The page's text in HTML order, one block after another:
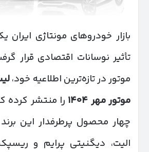
بازار خودروهای مونتاژی ایران
تأثیر نوسانات اقتصادی قرار
موتور در تازه‌ترین اطلاعیه خود،
موتور مهر ۱۴۰۴ را منتشر
چهار محصول پرطرفدار این